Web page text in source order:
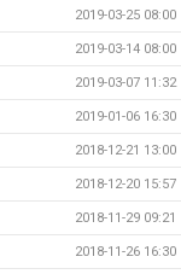
2019-03-25 08:00
2019-03-14 08:00
2019-03-07 11:32
2019-01-06 16:30
2018-12-21 13:00
2018-12-20 15:57
2018-11-29 09:21
2018-11-26 16:30